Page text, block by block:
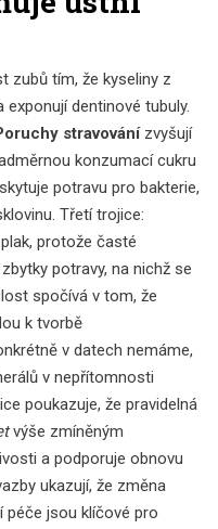
zubů tím, že kyseliny z
dentinové tubuly.
stravovánízvyšují
konzumací cukru
potravu pro bakterie,
Třetí trojice:
, protože časté
potravy, na nichž se
spočívá v tom, že
k tvorbě
v datech nemáme,
v nepřítomnosti
poukazuje, že pravidelná
výše zmíněným
a podporuje obnovu
ukazují, že změna
péče jsou klíčové pro